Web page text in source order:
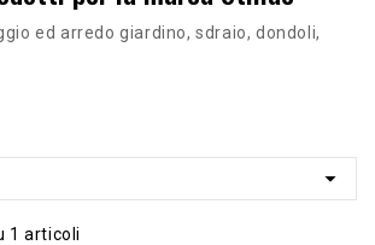
ed arredo giardino, sdraio, dondoli,

1 articoli